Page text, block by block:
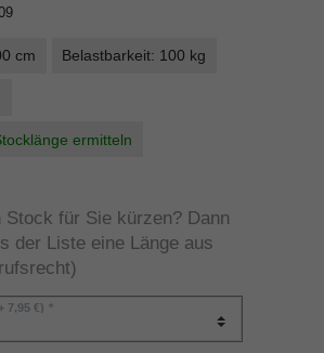
cm Belastbarkeit: 100 kg
ermitteln
Stock für Sie kürzen? Dann
der Liste eine Länge aus
7,95 €) *